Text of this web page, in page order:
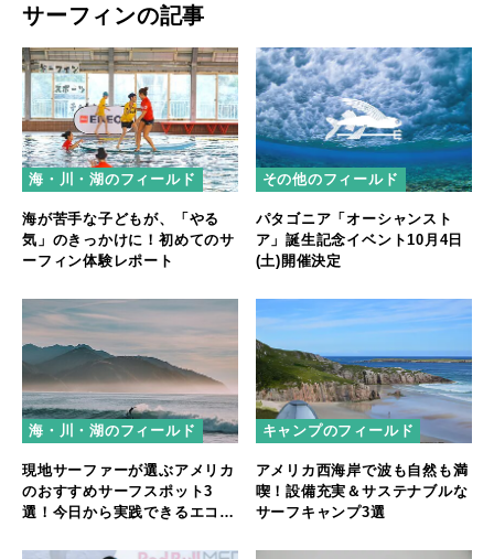
サーフィンの記事
海・川・湖のフィールド
海が苦手な子どもが、「やる
気」のきっかけに！初めてのサ
ーフィン体験レポート
その他のフィールド
パタゴニア「オーシャンスト
ア」誕生記念イベント10月4日
(土)開催決定
海・川・湖のフィールド
現地サーファーが選ぶアメリカ
のおすすめサーフスポット3
選！今日から実践できるエコサ
キャンプのフィールド
アメリカ西海岸で波も自然も満
喫！設備充実＆サステナブルな
サーフキャンプ3選